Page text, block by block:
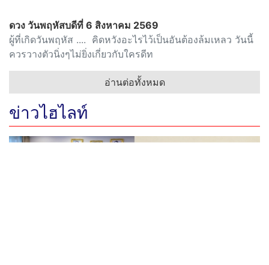
ดวง วันพฤหัสบดีที่ 6 สิงหาคม 2569
ผู้ที่เกิดวันพฤหัส .... คิดหวังอะไรไว้เป็นอันต้องล้มเหลว วันนี้
ควรวางตัวนิ่งๆไม่ยิ่งเกี่ยวกับใครดีท